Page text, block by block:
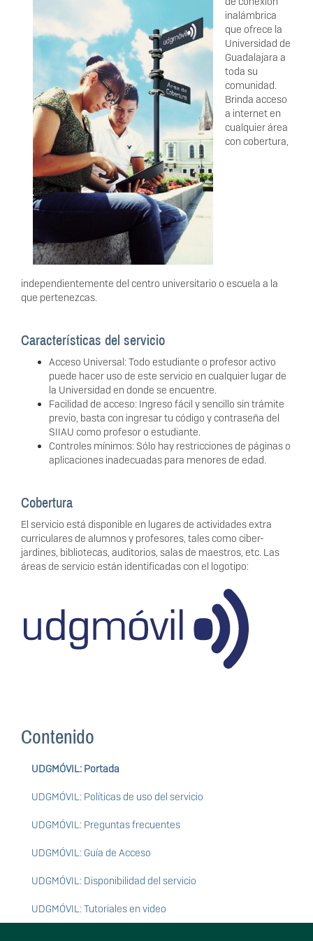
inalámbrica
que ofrece la
Universidad de
Guadalajara a
toda su
comunidad.
Brinda acceso
a internet en
cualquier área
con cobertura,
independientemente del centro universitario o escuela a la
que pertenezcas.
Características del servicio
Acceso Universal: Todo estudiante o profesor activo
puede hacer uso de este servicio en cualquier lugar de
la Universidad en donde se encuentre.
Facilidad de acceso: Ingreso fácil y sencillo sin trámite
previo, basta con ingresar tu código y contraseña del
SIIAU como profesor o estudiante.
Controles mínimos: Sólo hay restricciones de páginas o
aplicaciones inadecuadas para menores de edad.
Cobertura
El servicio está disponible en lugares de actividades extra
curriculares de alumnos y profesores, tales como ciber-
jardines, bibliotecas, auditorios, salas de maestros, etc. Las
áreas de servicio están identificadas con el logotipo:
Contenido
UDGMÓVIL: Portada
UDGMÓVIL: Políticas de uso del servicio
UDGMÓVIL: Preguntas frecuentes
UDGMÓVIL: Guía de Acceso
UDGMÓVIL: Disponibilidad del servicio
UDGMÓVIL: Tutoriales en video